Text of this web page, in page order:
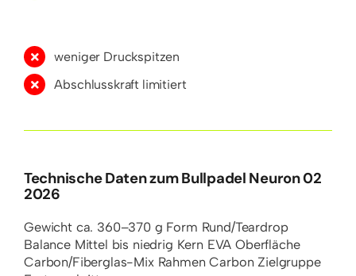
weniger Druckspitzen
Abschlusskraft limitiert
Technische Daten zum Bullpadel Neuron 02
2026
Gewicht ca. 360–370 g Form Rund/Teardrop
Balance Mittel bis niedrig Kern EVA Oberfläche
Carbon/Fiberglas-MixRahmenCarbon Zielgruppe